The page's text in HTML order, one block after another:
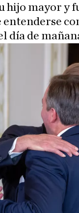
hijo mayor y
entenderse
día de